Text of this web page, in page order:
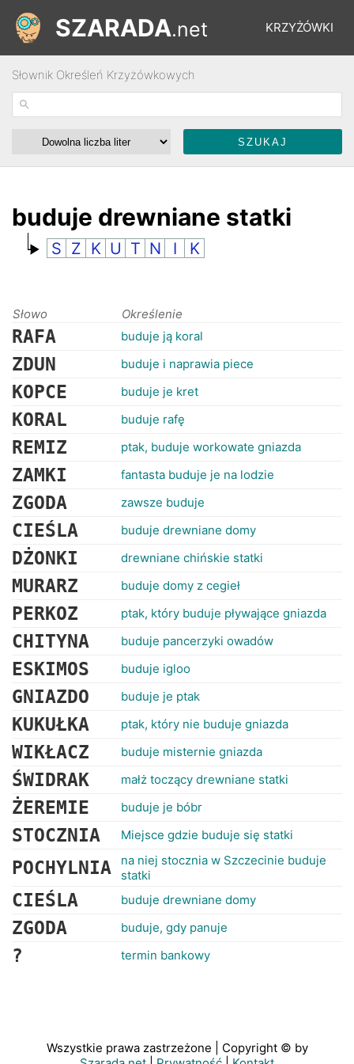
KRZYŻÓWKI
ŁAMIGŁÓWKI
SZARADA.net
Słownik Określeń Krzyżówkowych
buduje drewniane statki
S Z K U T N I K
Słowo Określenie
RAFA buduje ją koral
ZDUN buduje i naprawia piece
KOPCE buduje je kret
KORAL buduje rafę
REMIZ ptak, buduje workowate gniazda
ZAMKI fantasta buduje je na lodzie
ZGODA zawsze buduje
CIEŚLA buduje drewniane domy
DŻONKI drewniane chińskie statki
MURARZ buduje domy z cegieł
PERKOZ ptak, który buduje pływające gniazda
CHITYNA buduje pancerzyki owadów
ESKIMOS buduje igloo
GNIAZDO buduje je ptak
KUKUŁKA ptak, który nie buduje gniazda
WIKŁACZ buduje misternie gniazda
ŚWIDRAK małż toczący drewniane statki
ŻEREMIE buduje je bóbr
STOCZNIA Miejsce gdzie buduje się statki
POCHYLNIA
na niej stocznia w Szczecinie buduje
statki
CIEŚLA buduje drewniane domy
ZGODA buduje, gdy panuje
? termin bankowy
Wszystkie prawa zastrzeżone | Copyright © by